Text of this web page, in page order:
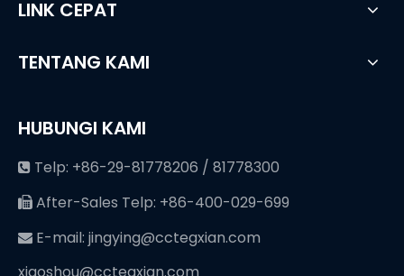
LINK CEPAT
TENTANG KAMI
HUBUNGI KAMI
 Telp: +86-29-81778206 / 81778300
 After-Sales Telp: +86-400-029-699
 E-mail: jingying@cctegxian.com
xiaoshou@cctegxian.com